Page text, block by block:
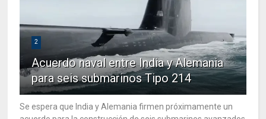
2
Acuerdo naval entre India y Alemania
para seis submarinos Tipo 214
Se espera que India y Alemania firmen próximamente un